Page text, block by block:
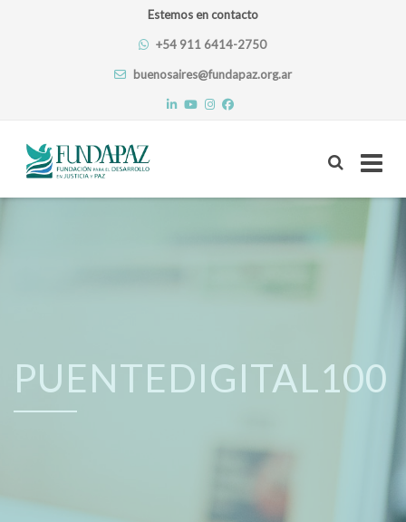
Estemos en contacto
+54 911 6414-2750
buenosaires@fundapaz.org.ar
Skip
PUENTEDIGITAL100